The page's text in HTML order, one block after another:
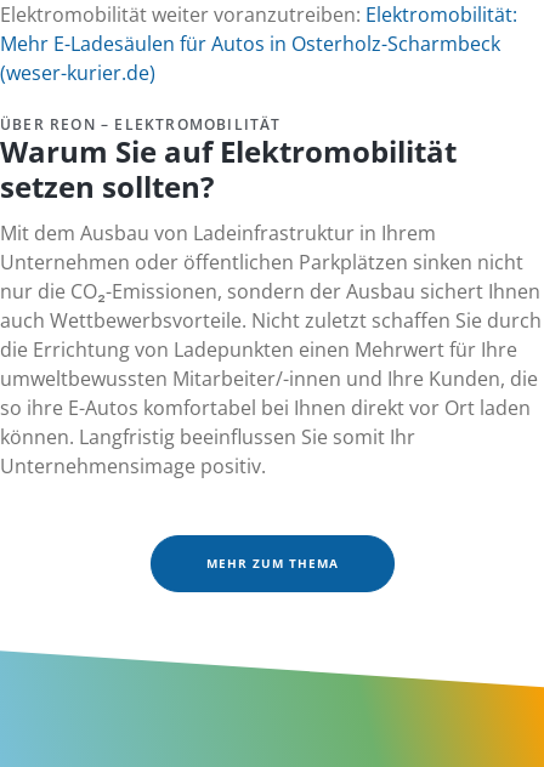
Elektromobilität weiter voranzutreiben: Elektromobilität:
Mehr E-Ladesäulen für Autos in Osterholz-Scharmbeck
(weser-kurier.de)
ÜBER REON – ELEKTROMOBILITÄT
Warum Sie auf Elektromobilität
setzen sollten?
Mit dem Ausbau von Ladeinfrastruktur in Ihrem
Unternehmen oder öffentlichen Parkplätzen sinken nicht
nur die CO₂-Emissionen, sondern der Ausbau sichert Ihnen
auch Wettbewerbsvorteile. Nicht zuletzt schaffen Sie durch
die Errichtung von Ladepunkten einen Mehrwert für Ihre
umweltbewussten Mitarbeiter/-innen und Ihre Kunden, die
so ihre E-Autos komfortabel bei Ihnen direkt vor Ort laden
können. Langfristig beeinflussen Sie somit Ihr
Unternehmensimage positiv.
MEHR ZUM THEMA